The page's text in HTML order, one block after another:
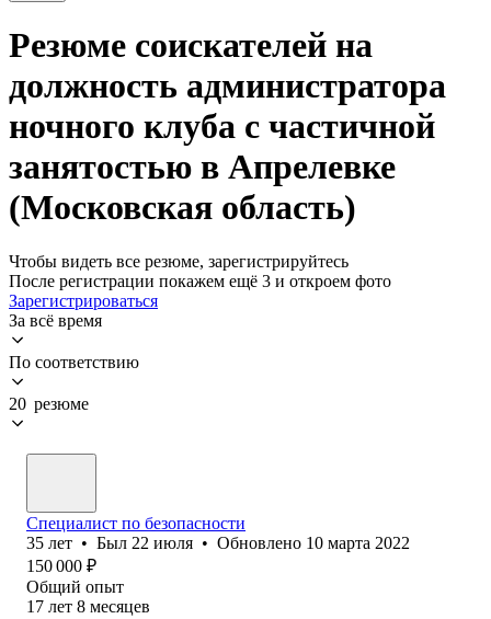
Резюме соискателей на
должность администратора
ночного клуба с частичной
занятостью в Апрелевке
(Московская область)
Чтобы видеть все резюме, зарегистрируйтесь
После регистрации покажем ещё 3 и откроем фото
Зарегистрироваться
За всё время
По соответствию
20 резюме
Специалист по безопасности
35 лет • Был 22 июля • Обновлено 10 марта 2022
150 000 ₽
Общий опыт
17 лет 8 месяцев